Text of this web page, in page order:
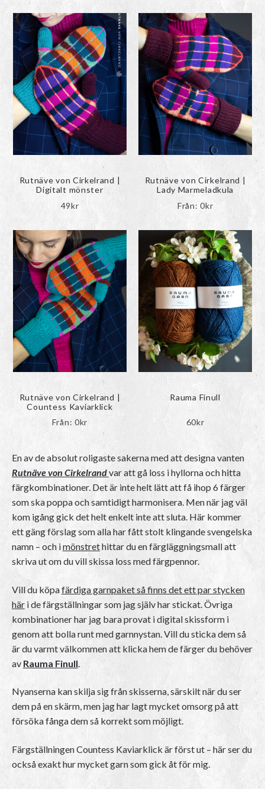
Rutnäve von Cirkelrand |
Digitalt mönster
49kr
Rutnäve von Cirkelrand |
Lady Marmeladkula
Från:0kr
Rutnäve von Cirkelrand |
Countess Kaviarklick
Från: 0kr
Rauma Finull
60kr
En av de absolut roligaste sakerna med att designa vanten
Rutnäve von Cirkelrandvar att gå loss i hyllorna och hitta
färgkombinationer. Det är inte helt lätt att få ihop 6 färger
som ska poppa och samtidigt harmonisera. Men när jag väl
kom igång gick det helt enkelt inte att sluta. Här kommer
ett gäng förslag som alla har fått stolt klingande svengelska
namn – och imönstrethittar du en färgläggningsmall att
skriva ut om du vill skissa loss med färgpennor.
Vill du köpafärdiga garnpaket så finns det ett par stycken
häri de färgställningar som jag själv har stickat. Övriga
kombinationer har jag bara provat i digital skissform i
genom att bolla runt med garnnystan. Vill du sticka dem så
är du varmt välkommen att klicka hem de färger du behöver
av Rauma Finull
Nyanserna kan skilja sig från skisserna, särskilt när du ser
dem på en skärm, men jag har lagt mycket omsorg på att
försöka fånga dem så korrekt som möjligt.
Färgställningen Countess Kaviarklick är först ut – här ser du
också exakt hur mycket garn som gick åt för mig.